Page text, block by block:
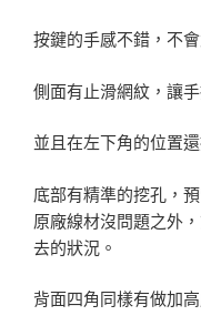
按鍵的手感不錯，不
側面有止滑網紋，讓
並且在左下角的位置
底部有精準的挖孔，
原廠線材沒問題之外
去的狀況。
背面四角同樣有做加高